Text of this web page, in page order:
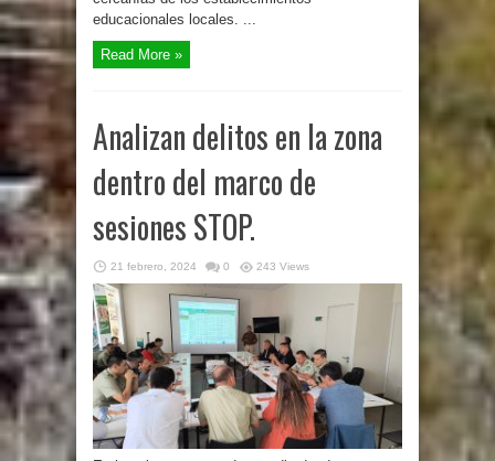
educacionales locales. ...
Read More »
Analizan delitos en la zona
dentro del marco de
sesiones STOP.
21 febrero, 2024 0 243 Views